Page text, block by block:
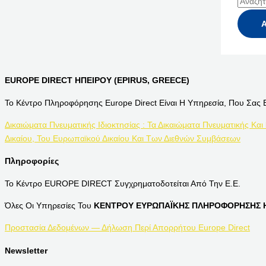
EUROPE DIRECT ΗΠΕΙΡΟΥ (EPIRUS, GREECE)
Το Κέντρο Πληροφόρησης Europe Direct Είναι Η Υπηρεσία, Που Σας
Δικαιώματα Πνευματικής Ιδιοκτησίας : Τα Δικαιώματα Πνευματικής
Δικαίου, Του Ευρωπαϊκού Δικαίου Και Των Διεθνών Συμβάσεων
Πληροφορίες
Το Κέντρο EUROPE DIRECT Συγχρηματοδοτείται Από Την Ε.Ε.
Όλες Οι Υπηρεσίες Του ΚΕΝΤΡΟΥ ΕΥΡΩΠΑΪΚΗΣ ΠΛΗΡΟΦΟΡΗΣΗΣ
Προστασία Δεδομένων — Δήλωση Περί Απορρήτου Europe Direct
Newsletter